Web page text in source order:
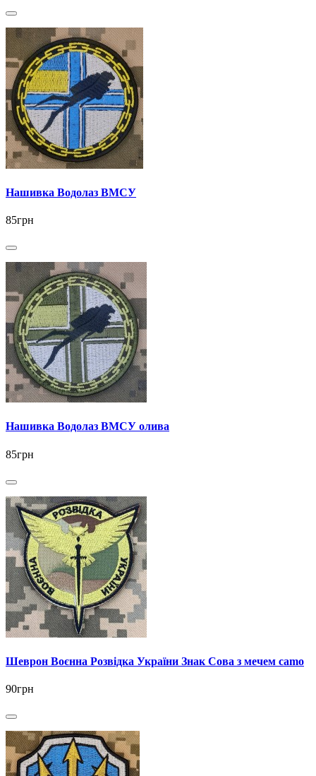
Нашивка Водолаз ВМСУ
85грн
Нашивка Водолаз ВМСУ олива
85грн
Шеврон Воєнна Розвідка України Знак Сова з мечем camo
90грн